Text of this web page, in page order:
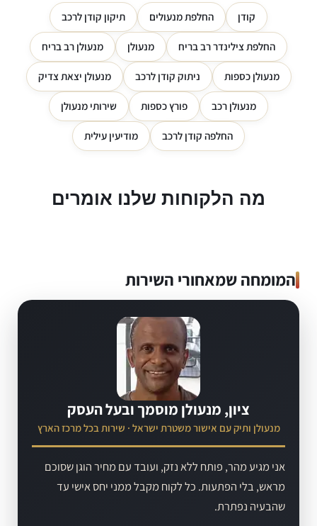
קודן החלפת מנעולים תיקון קודן לרכב
החלפת צילינדר רב בריח מנעולן מנעולן רב בריח
מנעולן כספות ניתוק קודן לרכב מנעולן יצאת צדיק
מנעולן רכב פורץ כספות שירותי מנעולן
החלפה קודן לרכב מודיעין עילית
מה הלקוחות שלנו אומרים
המומחה שמאחורי השירות
ציון, מנעולן מוסמך ובעל העסק
מנעולן ותיק עם אישור משטרת ישראל · שירות בכל מרכז הארץ
אני מגיע מהר, פותח ללא נזק, ועובד עם מחיר הוגן שסוכם
מראש, בלי הפתעות. כל לקוח מקבל ממני יחס אישי עד
שהבעיה נפתרת.